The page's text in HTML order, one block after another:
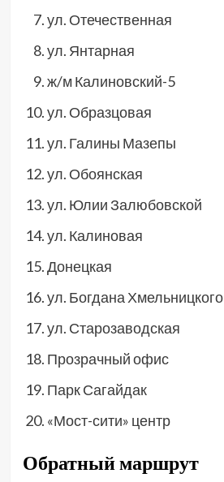
ул. Отечественная
ул. Янтарная
ж/м Калиновский-5
ул. Образцовая
ул. Галины Мазепы
ул. Обоянская
ул. Юлии Залюбовской
ул. Калиновая
Донецкая
ул. Богдана Хмельницкого
ул. Старозаводская
Прозрачный офис
Парк Сагайдак
«Мост-сити» центр
Обратный маршрут